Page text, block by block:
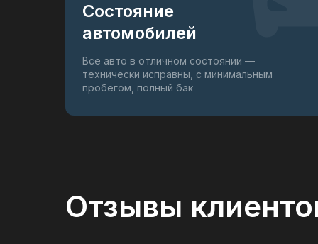
Состояние
автомобилей
Все авто в отличном состоянии —
технически исправны, с минимальным
пробегом, полный бак
Отзывы